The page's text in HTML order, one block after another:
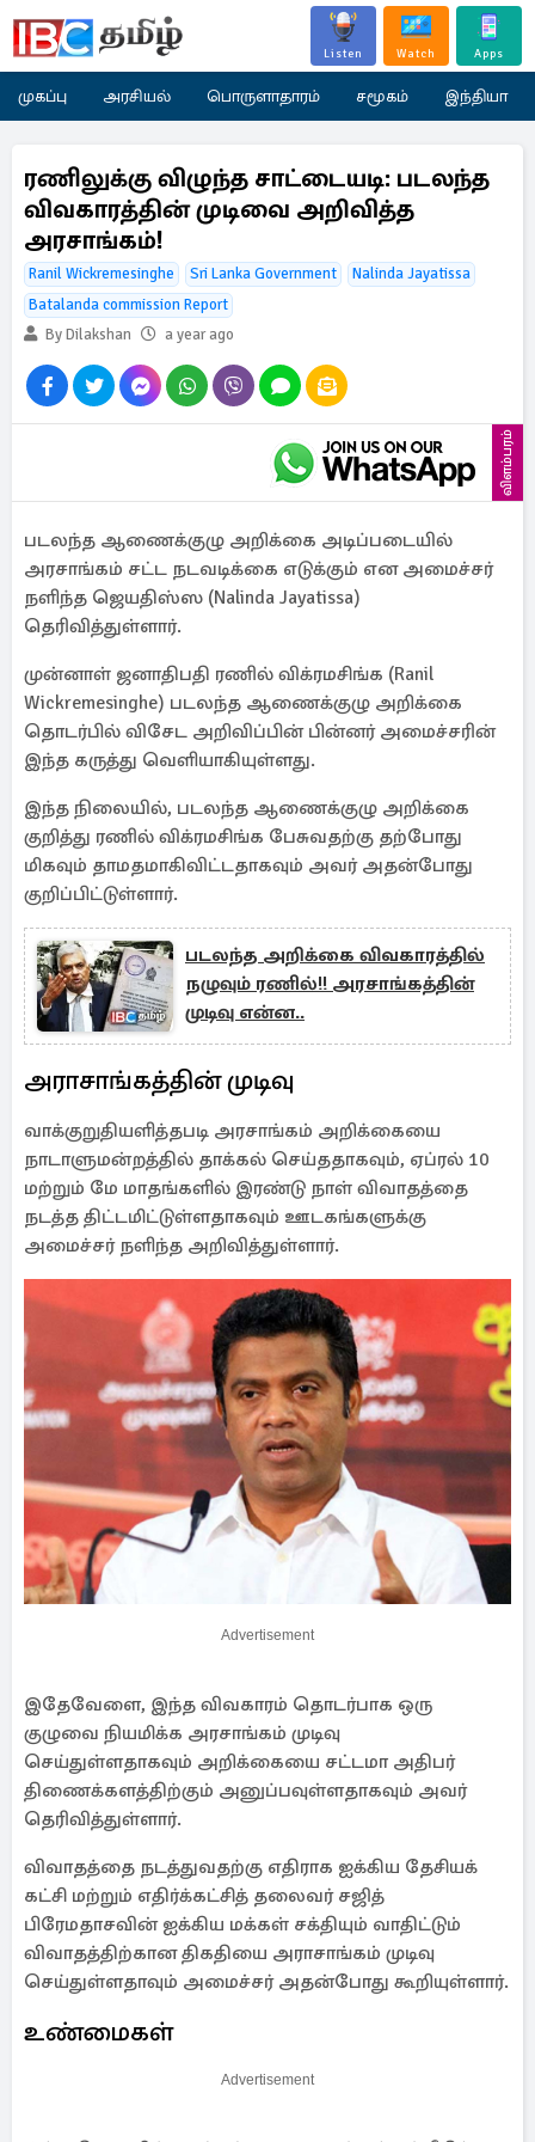
Listen Watch Apps
முகப்பு அரசியல் பொருளாதாரம் சமூகம் இந்தியா
ரணிலுக்கு விழுந்த சாட்டையடி: படலந்த
விவகாரத்தின் முடிவை அறிவித்த
அரசாங்கம்!
Ranil Wickremesinghe Sri Lanka Government
Nalinda Jayatissa
Batalanda commission Report
By Dilakshan
a year ago
விளம்பரம்
படலந்த ஆணைக்குழு அறிக்கை அடிப்படையில்
அரசாங்கம் சட்ட நடவடிக்கை எடுக்கும் என அமைச்சர்
நளிந்த ஜெயதிஸ்ஸ (Nalinda Jayatissa)
தெரிவித்துள்ளார்.
முன்னாள் ஜனாதிபதி ரணில் விக்ரமசிங்க (Ranil
Wickremesinghe) படலந்த ஆணைக்குழு அறிக்கை
தொடர்பில் விசேட அறிவிப்பின் பின்னர் அமைச்சரின்
இந்த கருத்து வெளியாகியுள்ளது.
இந்த நிலையில், படலந்த ஆணைக்குழு அறிக்கை
குறித்து ரணில் விக்ரமசிங்க பேசுவதற்கு தற்போது
மிகவும் தாமதமாகிவிட்டதாகவும் அவர் அதன்போது
குறிப்பிட்டுள்ளார்.
படலந்த அறிக்கை விவகாரத்தில்
நழுவும் ரணில்!! அரசாங்கத்தின்
முடிவு என்ன..
அராசாங்கத்தின் முடிவு
வாக்குறுதியளித்தபடி அரசாங்கம் அறிக்கையை
நாடாளுமன்றத்தில் தாக்கல் செய்ததாகவும், ஏப்ரல் 10
மற்றும் மே மாதங்களில் இரண்டு நாள் விவாதத்தை
நடத்த திட்டமிட்டுள்ளதாகவும் ஊடகங்களுக்கு
அமைச்சர் நளிந்த அறிவித்துள்ளார்.
Advertisement
இதேவேளை, இந்த விவகாரம் தொடர்பாக ஒரு
குழுவை நியமிக்க அரசாங்கம் முடிவு
செய்துள்ளதாகவும் அறிக்கையை சட்டமா அதிபர்
திணைக்களத்திற்கும் அனுப்பவுள்ளதாகவும் அவர்
தெரிவித்துள்ளார்.
விவாதத்தை நடத்துவதற்கு எதிராக ஐக்கிய தேசியக்
கட்சி மற்றும் எதிர்க்கட்சித் தலைவர் சஜித்
பிரேமதாசவின் ஐக்கிய மக்கள் சக்தியும் வாதிட்டும்
விவாதத்திற்கான திகதியை அராசாங்கம் முடிவு
செய்துள்ளதாவும் அமைச்சர் அதன்போது கூறியுள்ளார்.
உண்மைகள்
Advertisement